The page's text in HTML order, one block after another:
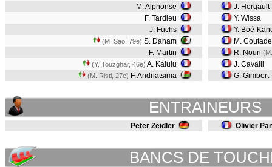
M. Alphonse
F. Tardieu
J. Fuchs
(M. Sao, 79e) S. Daham
F. Martin
(Y. Touzghar, 46e) A. Kalulu
(M. Ristl, 27e) F. Andriatsima
J. Hergault
Y. Wissa
Y. Boé-
M.
R. Nouri
J. Cavalli
G. Gimbert
ENTRAINEURS
Peter Zeidler Olivier
BANCS DE